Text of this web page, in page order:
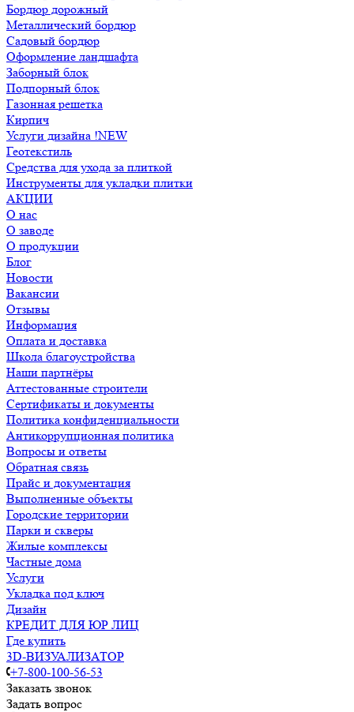
Бордюр дорожный
Металлический бордюр
Садовый бордюр
Оформление ландшафта
Заборный блок
Подпорный блок
Газонная решетка
Кирпич
Услуги дизайна !NEW
Геотекстиль
Средства для ухода за плиткой
Инструменты для укладки плитки
АКЦИИ
О нас
О заводе
О продукции
Блог
Новости
Вакансии
Отзывы
Информация
Оплата и доставка
Школа благоустройства
Наши партнёры
Аттестованные строители
Сертификаты и документы
Политика конфиденциальности
Антикоррупционная политика
Вопросы и ответы
Обратная связь
Прайс и документация
Выполненные объекты
Городские территории
Парки и скверы
Жилые комплексы
Частные дома
Услуги
Укладка под ключ
Дизайн
КРЕДИТ ДЛЯ ЮР ЛИЦ
Где купить
3D-ВИЗУАЛИЗАТОР
+7-800-100-56-53
Заказать звонок
Задать вопрос